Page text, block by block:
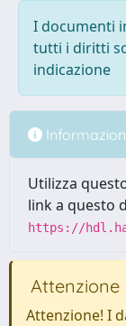
I documenti
tutti i diritti
indicazione
Utilizza
link a questo
https://
Attenzione
Attenzione! I